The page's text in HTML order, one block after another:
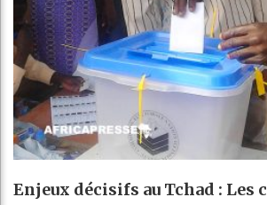
Enjeux décisifs au Tchad : Les